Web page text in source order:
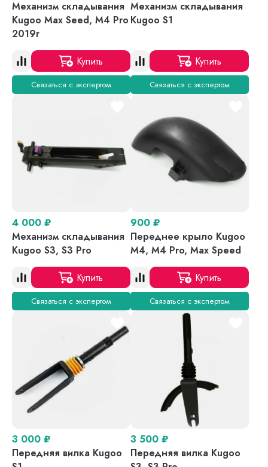
Механизм складывания
Kugoo Max Seed, M4 Pro
2019г
Купить
Связаться с экспертом
Механизм складывания
Kugoo S1
Купить
Связаться с экспертом
4 000 ₽
Механизм складывания
Kugoo S3, S3 Pro
Купить
Связаться с экспертом
900 ₽
Переднее крыло Kugoo
M4, M4 Pro, Max Speed
Купить
Связаться с экспертом
3 000 ₽
Передняя вилка Kugoo
3 500 ₽
Передняя вилка Kugoo